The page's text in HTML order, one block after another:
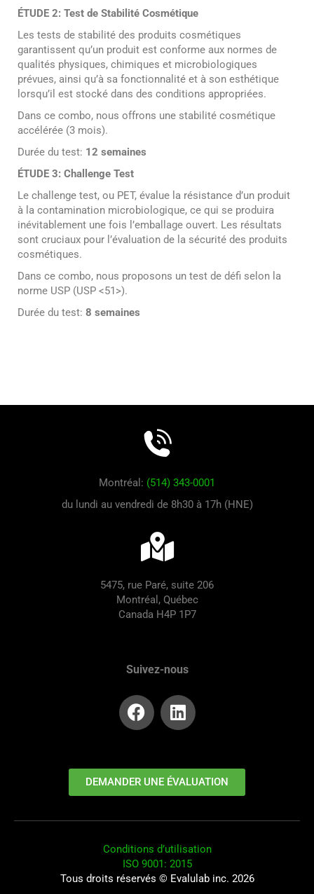
ÉTUDE 2: Test de Stabilité Cosmétique
Les tests de stabilité des produits cosmétiques
garantissent qu’un produit est conforme aux normes de
qualités physiques, chimiques et microbiologiques
prévues, ainsi qu’à sa fonctionnalité et à son esthétique
lorsqu’il est stocké dans des conditions appropriées.
Dans ce combo, nous offrons une stabilité cosmétique
accélérée (3 mois).
Durée du test: 12 semaines
ÉTUDE 3: Challenge Test
Le challenge test, ou PET, évalue la résistance d’un produit
à la contamination microbiologique, ce qui se produira
inévitablement une fois l’emballage ouvert. Les résultats
sont cruciaux pour l’évaluation de la sécurité des produits
cosmétiques.
Dans ce combo, nous proposons un test de défi selon la
norme USP (USP <51>).
Durée du test: 8 semaines
Montréal: (514) 343-0001
du lundi au vendredi de 8h30 à 17h (HNE)
5475, rue Paré, suite 206
Montréal, Québec
Canada H4P 1P7
Suivez-nous
DEMANDER UNE ÉVALUATION
Conditions d’utilisation
ISO 9001: 2015
Tous droits réservés © Evalulab inc. 2026